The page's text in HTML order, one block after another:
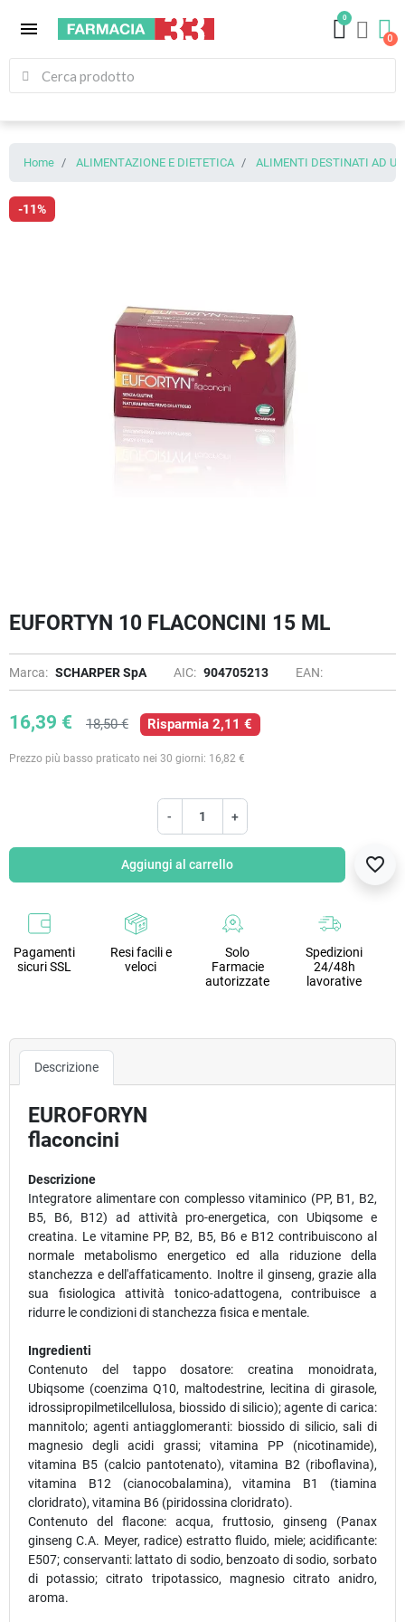
menu
0
Home ALIMENTAZIONE E DIETETICA ALIMENTI DESTINATI AD
-11%
EUFORTYN 10 FLACONCINI 15 ML
Marca: SCHARPER SpA AIC: 904705213 EAN:
16,39 € 18,50 € Risparmia 2,11 €
Prezzo più basso praticato nei 30 giorni: 16,82 €
- +
Aggiungi al carrello favorite_border
Pagamenti
sicuri SSL
Resi facili e
veloci
Solo
Farmacie
autorizzate
Spedizioni
24/48h
lavorative
Descrizione
EUROFORYN
flaconcini
Descrizione
Integratore alimentare con complesso vitaminico (PP, B1, B2,
B5, B6, B12) ad attività pro-energetica, con Ubiqsome e
creatina. Le vitamine PP, B2, B5, B6 e B12 contribuiscono al
normale metabolismo energetico ed alla riduzione della
stanchezza e dell'affaticamento. Inoltre il ginseng, grazie alla
sua fisiologica attività tonico-adattogena, contribuisce a
ridurre le condizioni di stanchezza fisica e mentale.
Ingredienti
Contenuto del tappo dosatore: creatina monoidrata,
Ubiqsome (coenzima Q10, maltodestrine, lecitina di girasole,
idrossipropilmetilcellulosa, biossido di silicio); agente di carica:
mannitolo; agenti antiagglomeranti: biossido di silicio, sali di
magnesio degli acidi grassi; vitamina PP (nicotinamide),
vitamina B5 (calcio pantotenato), vitamina B2 (riboflavina),
vitamina B12 (cianocobalamina), vitamina B1 (tiamina
cloridrato), vitamina B6 (piridossina cloridrato).
Contenuto del flacone: acqua, fruttosio, ginseng (Panax
ginseng C.A. Meyer, radice) estratto fluido, miele; acidificante:
E507; conservanti: lattato di sodio, benzoato di sodio, sorbato
di potassio; citrato tripotassico, magnesio citrato anidro,
aroma.